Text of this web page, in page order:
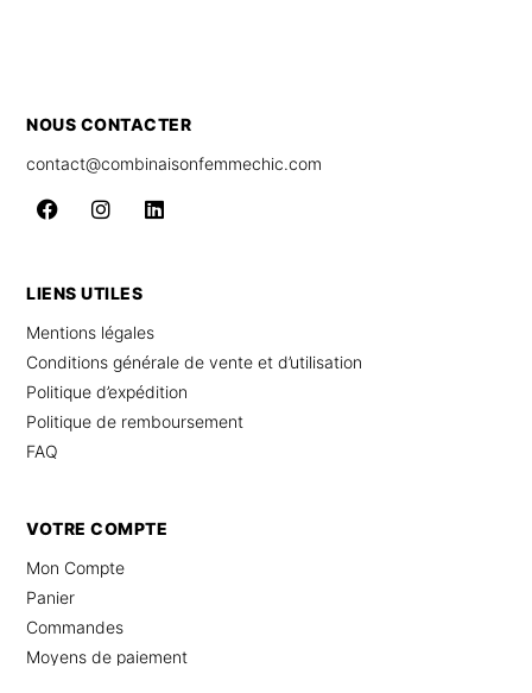
NOUS CONTACTER
contact@combinaisonfemmechic.com
LIENS UTILES
Mentions légales
Conditions générale de vente et d’utilisation
Politique d’expédition
Politique de remboursement
FAQ
VOTRE COMPTE
Mon Compte
Panier
Commandes
Moyens de paiement